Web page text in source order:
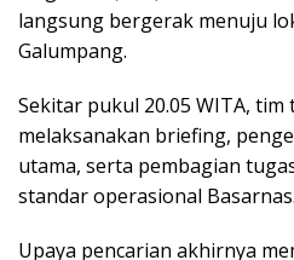
langsung bergerak menuju
Galumpang.
Sekitar pukul 20.05 WITA, tim
melaksanakan briefing,
utama, serta pembagian
standar operasional Basarnas.
Upaya pencarian akhirnya